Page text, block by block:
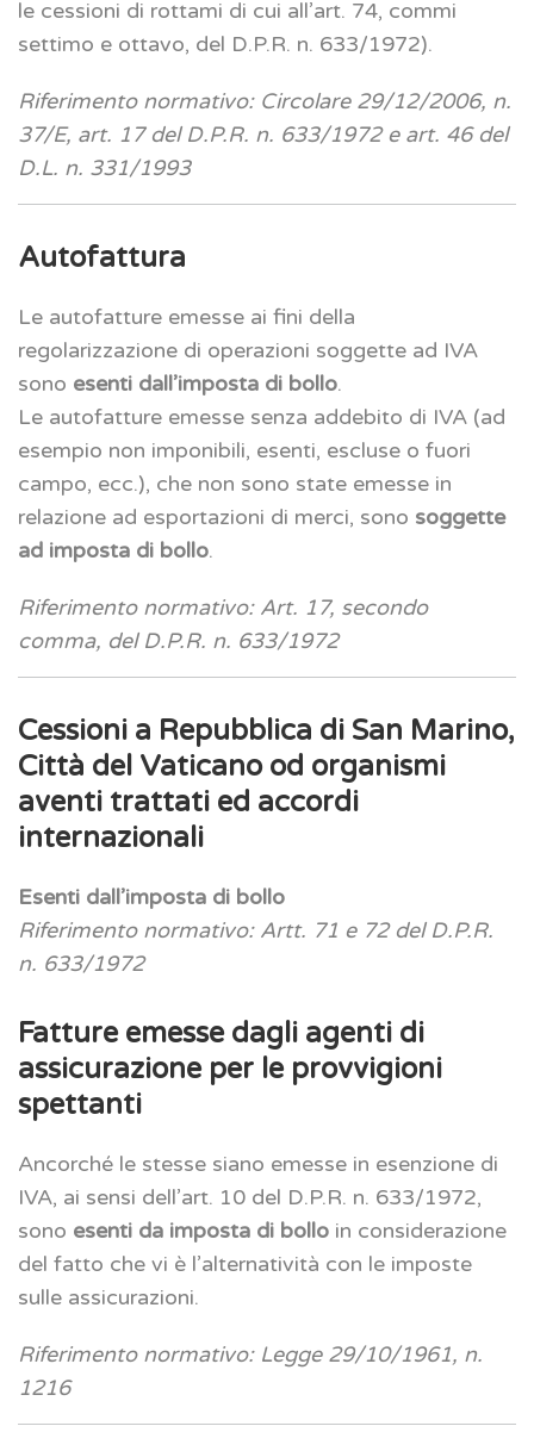
le cessioni di rottami di cui all’art. 74, commi
settimo e ottavo, del D.P.R. n. 633/1972).
Riferimento normativo: Circolare 29/12/2006, n.
37/E, art. 17 del D.P.R. n. 633/1972 e art. 46 del
D.L. n. 331/1993
Autofattura
Le autofatture emesse ai fini della
regolarizzazione di operazioni soggette ad IVA
sono esenti dall’imposta di bollo.
Le autofatture emesse senza addebito di IVA (ad
esempio non imponibili, esenti, escluse o fuori
campo, ecc.), che non sono state emesse in
relazione ad esportazioni di merci, sono soggette
ad imposta di bollo.
Riferimento normativo: Art. 17, secondo
comma, del D.P.R. n. 633/1972
Cessioni a Repubblica di San Marino,
Città del Vaticano od organismi
aventi trattati ed accordi
internazionali
Esenti dall’imposta di bollo
Riferimento normativo: Artt. 71 e 72 del D.P.R.
n. 633/1972
Fatture emesse dagli agenti di
assicurazione per le provvigioni
spettanti
Ancorché le stesse siano emesse in esenzione di
IVA, ai sensi dell’art. 10 del D.P.R. n. 633/1972,
sono esenti da imposta di bollo in considerazione
del fatto che vi è l’alternatività con le imposte
sulle assicurazioni.
Riferimento normativo: Legge 29/10/1961, n.
1216